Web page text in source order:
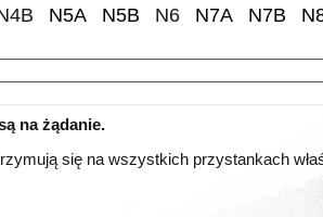
N5A N5B N6 N7A N7B
na żądanie.
się na wszystkich przystankach